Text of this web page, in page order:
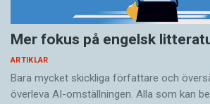
Mer fokus på engelsk
ARTIKLAR
Bara mycket skickliga författare och
överleva AI-omställningen. Alla som kan